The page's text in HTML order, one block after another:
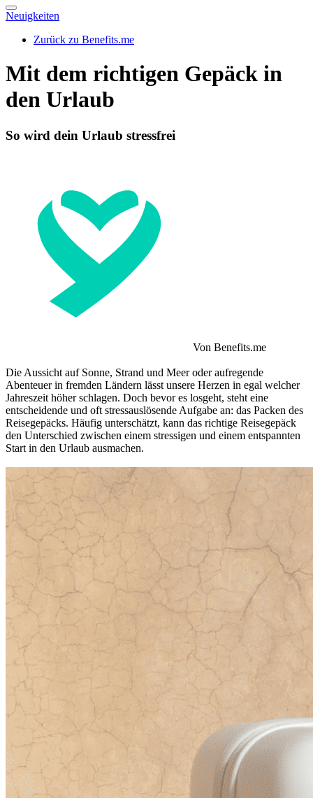
Neuigkeiten
Zurück zu Benefits.me
Mit dem richtigen Gepäck in
den Urlaub
So wird dein Urlaub stressfrei
Von Benefits.me
Die Aussicht auf Sonne, Strand und Meer oder aufregende
Abenteuer in fremden Ländern lässt unsere Herzen in egal welcher
Jahreszeit höher schlagen. Doch bevor es losgeht, steht eine
entscheidende und oft stressauslösende Aufgabe an: das Packen des
Reisegepäcks. Häufig unterschätzt, kann das richtige Reisegepäck
den Unterschied zwischen einem stressigen und einem entspannten
Start in den Urlaub ausmachen.